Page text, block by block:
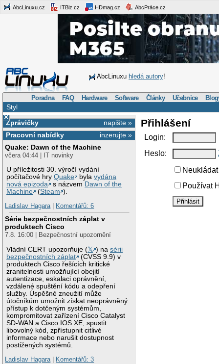
AbcLinuxu.cz ITBiz.cz HDmag.cz AbcPráce.cz
AbcLinuxu hledá autory!
Poradna FAQ Hardware Software Články Učebnice
Styl
×
napište »
Zprávičky
inzerujte »
Pracovní nabídky
Quake: Dawn of the Machine
včera 04:44 | IT novinky
U příležitosti 30. výročí vydání
počítačové hryQuake bylavydána
nová epizoda
s názvem Dawn of the
Machine
(Steam ).
Ladislav Hagara| Komentářů: 6
Série bezpečnostních záplat v
produktech Cisco
7.8. 16:00 | Bezpečnostní upozornění
Vládní CERT upozorňuje (𝕏 ) nasérii
bezpečnostních záplat
(CVSS 9.9) v
produktech Cisco řešících kritické
zranitelnosti umožňující obejití
autentizace, eskalaci oprávnění,
vzdálené spuštění kódu a odepření
služby. Úspěšné zneužití může
útočníkům umožnit získat neoprávněný
přístup k dotčeným systémům,
kompromitovat zařízení Cisco Catalyst
SD-WAN a Cisco IOS XE, spustit
libovolný kód, zpřístupnit citlivé
informace nebo narušit dostupnost
postižených systémů.
Ladislav Hagara| Komentářů: 3
Přihlášení
Login:
Heslo:
Používat